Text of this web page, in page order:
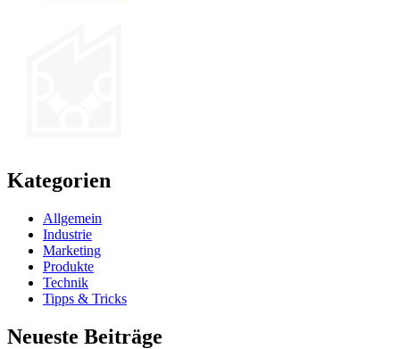
Kategorien
Allgemein
Industrie
Marketing
Produkte
Technik
Tipps & Tricks
Neueste Beiträge